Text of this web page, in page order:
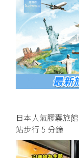
日本人氣膠囊旅
站步行 5 分鐘